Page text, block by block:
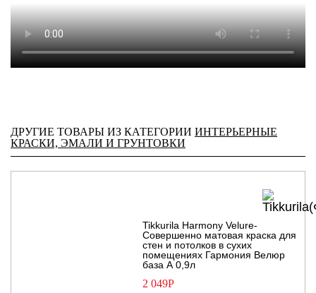
ДРУГИЕ ТОВАРЫ ИЗ КАТЕГОРИИ ИНТЕРЬЕРНЫЕ
КРАСКИ, ЭМАЛИ И ГРУНТОВКИ
Tikkurila Harmony Velure-
Совершенно матовая краска для
стен и потолков в сухих
помещениях Гармония Велюр
база А 0,9л
2 049Р